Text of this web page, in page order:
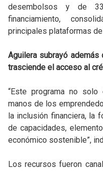
desembolsos y de
financiamiento,
principales plataformas
Aguilera subrayó
trasciende el acceso al
“Este programa no
manos de los
la inclusión financiera, la
de capacidades,
económico sostenible”,
Los recursos fueron